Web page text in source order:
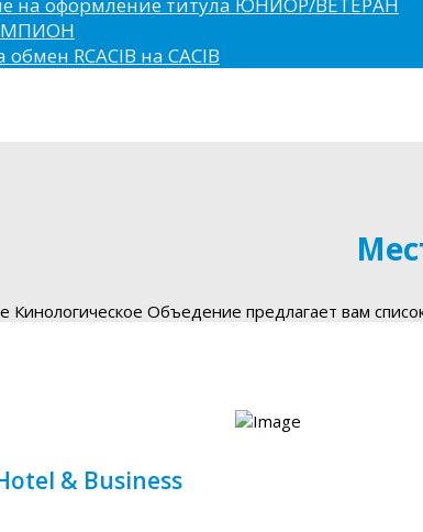
RCACIB на CACIB
Кинологическое Объедение предлагает вам
& Business